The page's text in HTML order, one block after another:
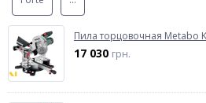
Пила торцовочная Metabo
17 030 грн.